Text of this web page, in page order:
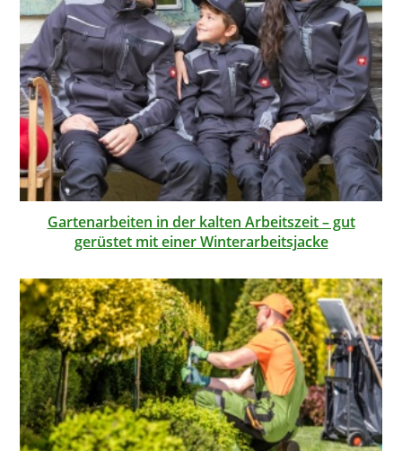
Gartenarbeiten in der kalten Arbeitszeit – gut
gerüstet mit einer Winterarbeitsjacke